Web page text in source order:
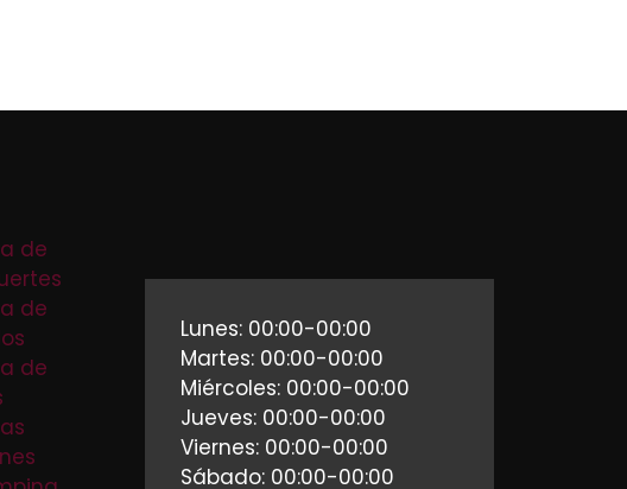
de
de
de
Lunes: 00:00-00:00
Martes: 00:00-00:00
Miércoles: 00:00-00:00
Jueves: 00:00-00:00
Viernes: 00:00-00:00
Sábado: 00:00-00:00